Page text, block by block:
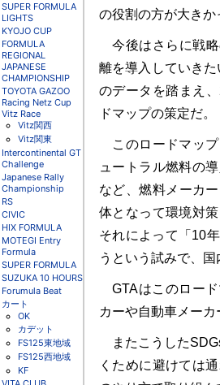
SUPER FORMULA
LIGHTS
KYOJO CUP
FORMULA
REGIONAL
JAPANESE
CHAMPIONSHIP
TOYOTA GAZOO
Racing Netz Cup
Vitz Race
Vitz関西
Vitz関東
Intercontinental GT
Challenge
Japanese Rally
Championship
RS
CIVIC
HIX FORMULA
MOTEGI Entry
Formula
SUPER FORMULA
SUZUKA 10 HOURS
Forumula Beat
カート
OK
カデット
FS125東地域
FS125西地域
KF
の役割の方が大きか
今後はさらに戦略
離を導入していき
のデータを踏まえ
ドマップの策定だ。
このロードマップ
ュートラル燃料の
など、燃料メーカ
体となって環境対
それによって「10
うという試みで、国
GTAはこのロード
カーや自動車メーカ
またこうした
くために避けては